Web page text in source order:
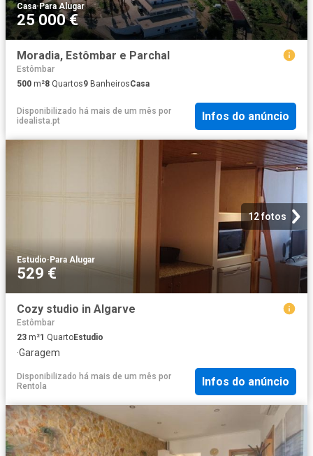
Casa·Para Alugar
25 000 €
Moradia, Estômbar e Parchal
Estômbar
500 m²8 Quartos9 BanheirosCasa
Disponibilizado há mais de um mês por
idealista.pt
Infos do anúncio
12 fotos
Estudio· Para Alugar
529 €
Cozy studio in Algarve
Estômbar
23 m²1 QuartoEstudio
·Garagem
Disponibilizado há mais de um mês por
Rentola
Infos do anúncio